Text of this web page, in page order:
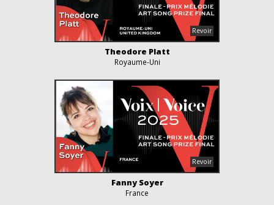
Theodore Platt
Royaume-Uni
Fanny Soyer
France